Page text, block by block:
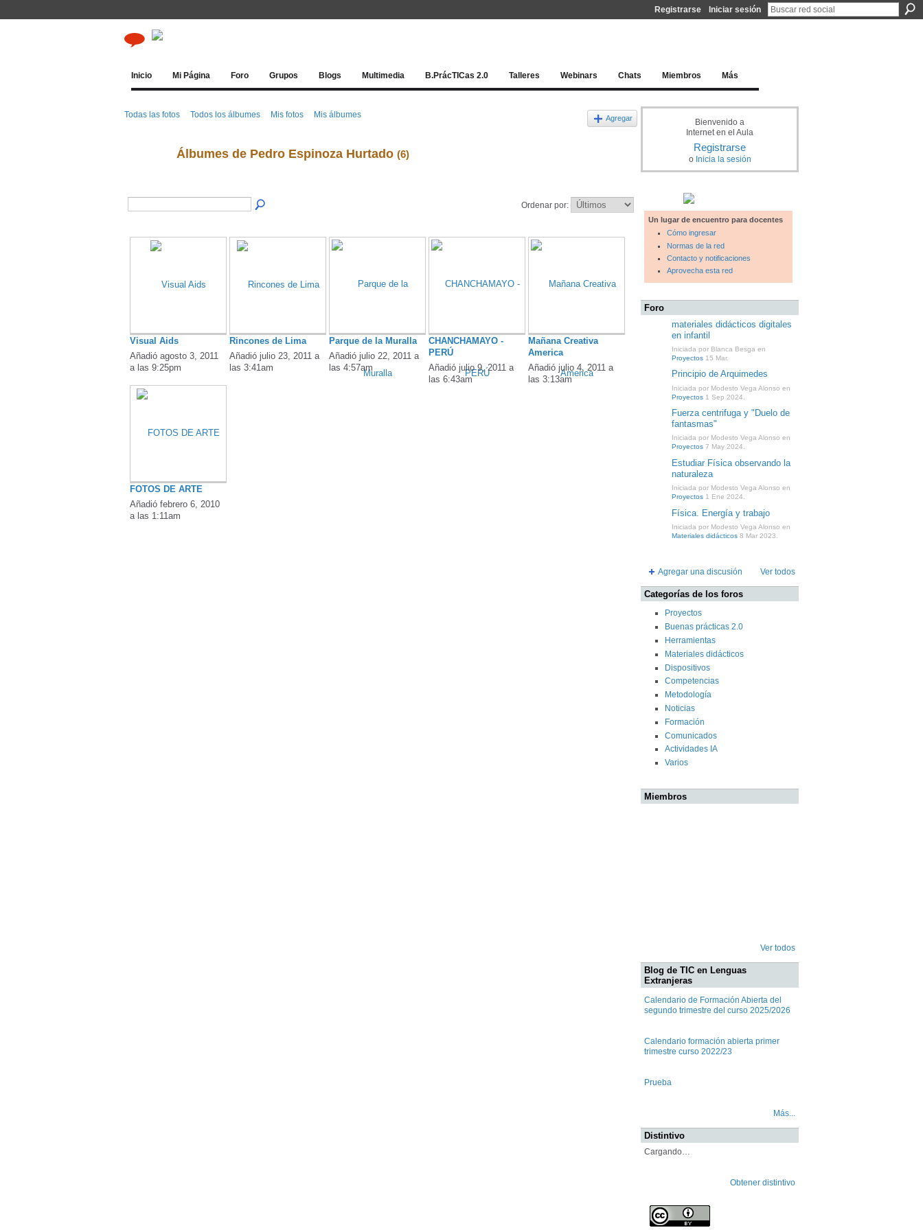
Registrarse Iniciar sesión
Inicio Mi Página Foro Grupos Blogs Multimedia B.PrácTICas 2.0 Talleres Webinars Chats Miembros Más
Todas las fotos Todos los álbumes Mis fotos Mis álbumes Agregar
Álbumes de Pedro Espinoza Hurtado (6)
Ordenar por:
Visual Aids
Añadió agosto 3, 2011
a las 9:25pm
Rincones de Lima
Añadió julio 23, 2011 a
las 3:41am
Parque de la Muralla
Añadió julio 22, 2011 a
las 4:57am
CHANCHAMAYO -
PERÚ
Añadió julio 9, 2011 a
las 6:43am
Mañana Creativa
America
Añadió julio 4, 2011 a
las 3:13am
FOTOS DE ARTE
Añadió febrero 6, 2010
a las 1:11am
Bienvenido a
Internet en el Aula
Registrarse
o Inicia la sesión
Un lugar de encuentro para docentes
Cómo ingresar
Normas de la red
Contacto y notificaciones
Aprovecha esta red
Foro
materiales didácticos digitales
en infantil
Iniciada por Blanca Besga en
Proyectos 15 Mar.
Principio de Arquimedes
Iniciada por Modesto Vega Alonso en
Proyectos 1 Sep 2024.
Fuerza centrifuga y "Duelo de
fantasmas"
Iniciada por Modesto Vega Alonso en
Proyectos 7 May 2024.
Estudiar Física observando la
naturaleza
Iniciada por Modesto Vega Alonso en
Proyectos 1 Ene 2024.
Física. Energía y trabajo
Iniciada por Modesto Vega Alonso en
Materiales didácticos 8 Mar 2023.
Agregar una discusión Ver todos
Categorías de los foros
Proyectos
Buenas prácticas 2.0
Herramientas
Materiales didácticos
Dispositivos
Competencias
Metodología
Noticias
Formación
Comunicados
Actividades IA
Varios
Miembros
Ver todos
Blog de TIC en Lenguas
Extranjeras
Calendario de Formación Abierta del
segundo trimestre del curso 2025/2026
Calendario formación abierta primer
trimestre curso 2022/23
Prueba
Más...
Distintivo
Cargando…
Obtener distintivo